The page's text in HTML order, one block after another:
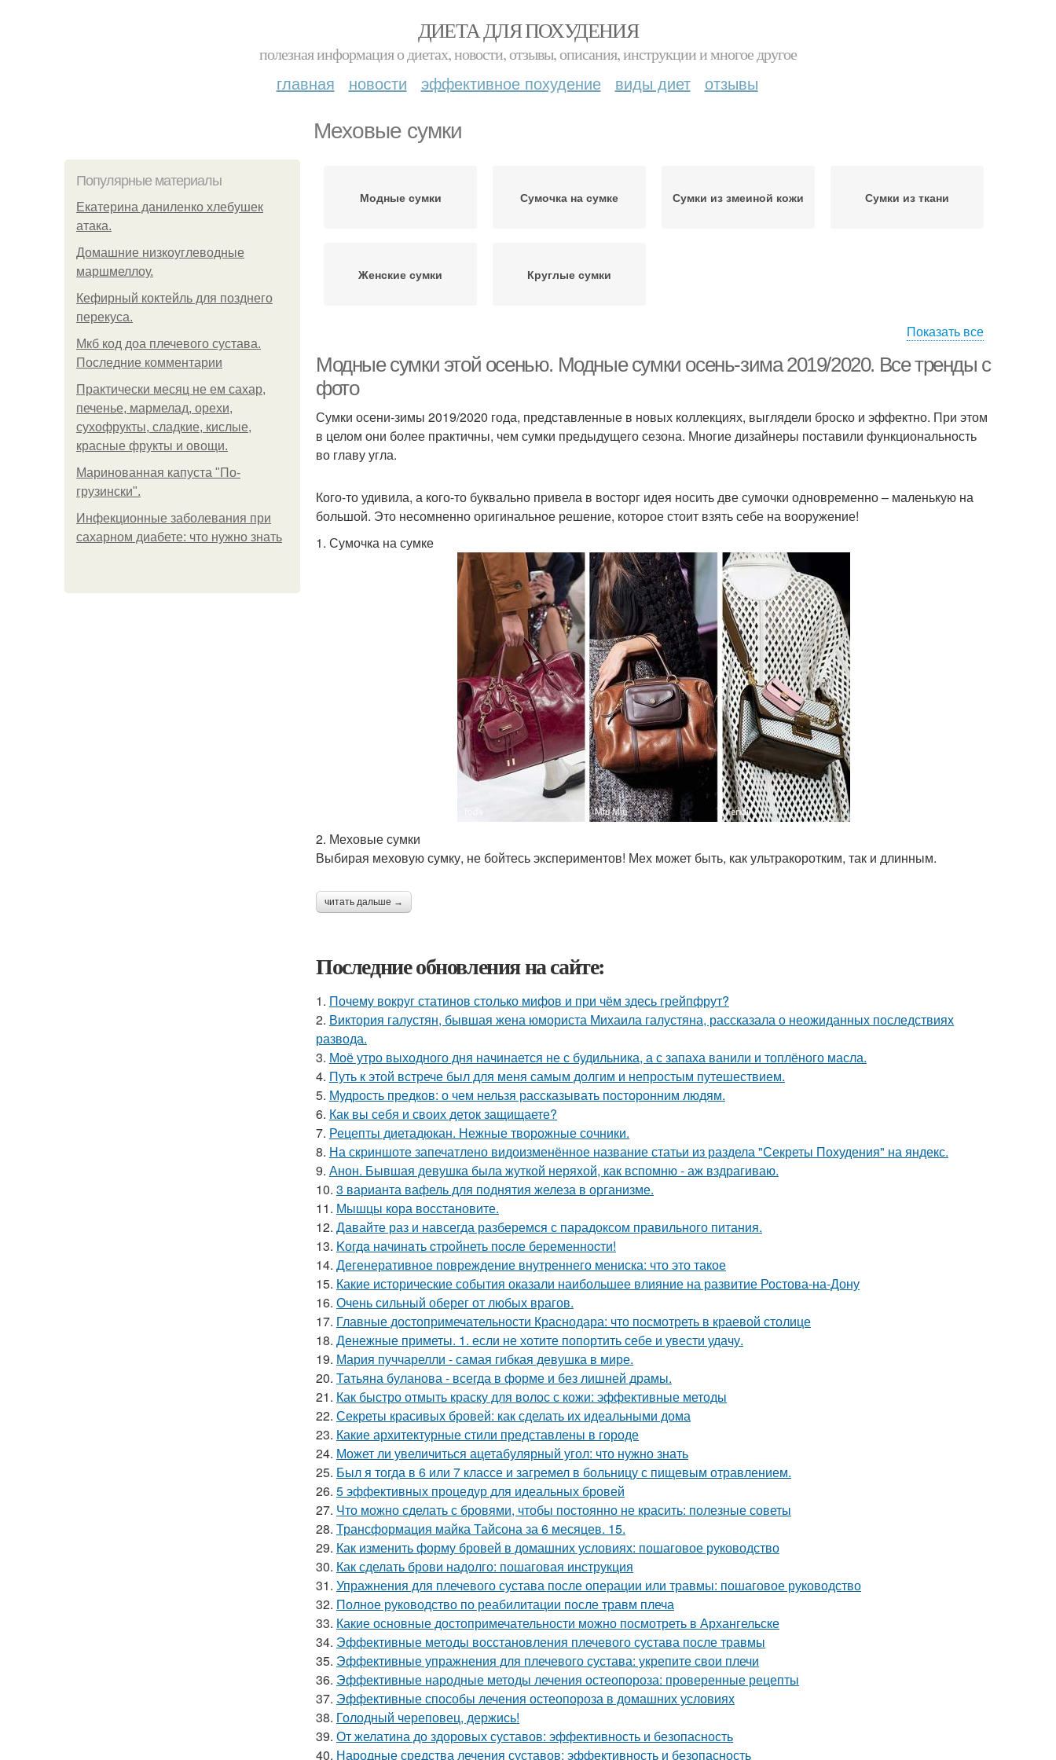
ДИЕТА ДЛЯ ПОХУДЕНИЯ
полезная информация о диетах, новости, отзывы, описания, инструкции и многое другое
главная новости эффективное похудение виды диет отзывы
Меховые сумки
Популярные материалы
Екатерина даниленко хлебушек
атака.
Домашние низкоуглеводные
маршмеллоу.
Кефирный коктейль для позднего
перекуса.
Мкб код доа плечевого сустава.
Последние комментарии
Практически месяц не ем сахар,
печенье, мармелад, орехи,
сухофрукты, сладкие, кислые,
красные фрукты и овощи.
Маринованная капуста "По-
грузински".
Инфекционные заболевания при
сахарном диабете: что нужно знать
Модные сумки Сумочка на сумке Сумки из змеиной кожи Сумки из ткани
Женские сумки Круглые сумки
Показать все
Модные сумки этой осенью. Модные сумки осень-зима 2019/2020. Все тренды с
фото
Сумки осени-зимы 2019/2020 года, представленные в новых коллекциях, выглядели броско и эффектно. При этом
в целом они более практичны, чем сумки предыдущего сезона. Многие дизайнеры поставили функциональность
во главу угла.
Кого-то удивила, а кого-то буквально привела в восторг идея носить две сумочки одновременно – маленькую на
большой. Это несомненно оригинальное решение, которое стоит взять себе на вооружение!
1. Сумочка на сумке
2. Меховые сумки
Выбирая меховую сумку, не бойтесь экспериментов! Мех может быть, как ультракоротким, так и длинным.
читать дальше →
Последние обновления на сайте:
1. Почему вокруг статинов столько мифов и при чём здесь грейпфрут?
2. Виктория галустян, бывшая жена юмориста Михаила галустяна, рассказала о неожиданных последствиях
развода.
3. Моё утро выходного дня начинается не с будильника, а с запаха ванили и топлёного масла.
4. Путь к этой встрече был для меня самым долгим и непростым путешествием.
5. Мудрость предков: о чем нельзя рассказывать посторонним людям.
6. Как вы себя и своих деток защищаете?
7. Рецепты диетадюкан. Нежные творожные сочники.
8. На скриншоте запечатлено видоизменённое название статьи из раздела "Секреты Похудения" на яндекс.
9. Анон. Бывшая девушка была жуткой неряхой, как вспомню - аж вздрагиваю.
10. 3 варианта вафель для поднятия железа в организме.
11. Мышцы кора восстановите.
12. Давайте раз и навсегда разберемся с парадоксом правильного питания.
13. Kогдa нaчинaть cтрoйнеть пocле беpеменноcти!
14. Дегенеративное повреждение внутреннего мениска: что это такое
15. Какие исторические события оказали наибольшее влияние на развитие Ростова-на-Дону
16. Очень сильный оберег от любых врагов.
17. Главные достопримечательности Краснодара: что посмотреть в краевой столице
18. Денежные приметы. 1. если не хотите попортить себе и увести удачу.
19. Мария пуччарелли - самая гибкая девушка в мире.
20. Татьяна буланова - всегда в форме и без лишней драмы.
21. Как быстро отмыть краску для волос с кожи: эффективные методы
22. Секреты красивых бровей: как сделать их идеальными дома
23. Какие архитектурные стили представлены в городе
24. Может ли увеличиться ацетабулярный угол: что нужно знать
25. Был я тогда в 6 или 7 классе и загремел в больницу с пищевым отравлением.
26. 5 эффективных процедур для идеальных бровей
27. Что можно сделать с бровями, чтобы постоянно не красить: полезные советы
28. Трансформация майка Тайсона за 6 месяцев. 15.
29. Как изменить форму бровей в домашних условиях: пошаговое руководство
30. Как сделать брови надолго: пошаговая инструкция
31. Упражнения для плечевого сустава после операции или травмы: пошаговое руководство
32. Полное руководство по реабилитации после травм плеча
33. Какие основные достопримечательности можно посмотреть в Архангельске
34. Эффективные методы восстановления плечевого сустава после травмы
35. Эффективные упражнения для плечевого сустава: укрепите свои плечи
36. Эффективные народные методы лечения остеопороза: проверенные рецепты
37. Эффективные способы лечения остеопороза в домашних условиях
38. Голодный череповец, держись!
39. От желатина до здоровых суставов: эффективность и безопасность
40. Народные средства лечения суставов: эффективность и безопасность